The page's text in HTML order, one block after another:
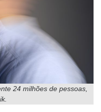
24 milhões de pessoas,